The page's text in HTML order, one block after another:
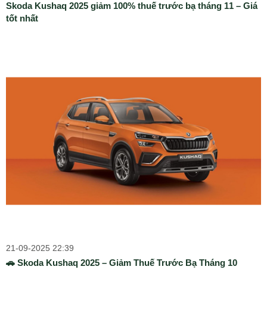
Skoda Kushaq 2025 giảm 100% thuế trước bạ tháng 11 – Giá
tốt nhất
21-09-2025 22:39
🚗 Skoda Kushaq 2025 – Giảm Thuế Trước Bạ Tháng 10